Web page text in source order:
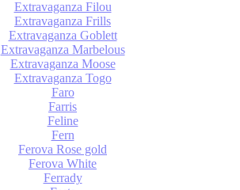
Extravaganza Filou
Extravaganza Frills
Extravaganza Goblett
Extravaganza Marbelous
Extravaganza Moose
Extravaganza Togo
Faro
Farris
Feline
Fern
Ferova Rose gold
Ferova White
Ferrady